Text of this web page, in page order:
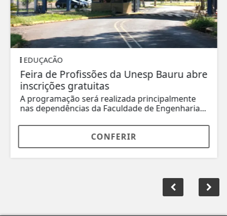
EDUÇACÃO
Feira de Profissões da Unesp Bauru abre
inscrições gratuitas
A programação será realizada principalmente
nas dependências da Faculdade de Engenharia...
CONFERIR